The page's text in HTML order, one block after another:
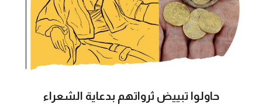
حاولوا تبييض ثرواتهم بدعاية الشعراء